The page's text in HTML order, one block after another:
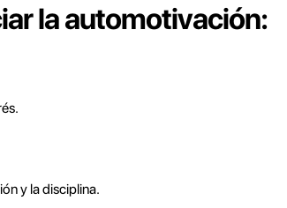
la automotivación:
y la disciplina.